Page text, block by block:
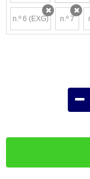
n.º 6 (EXG)
x n.º 7
x